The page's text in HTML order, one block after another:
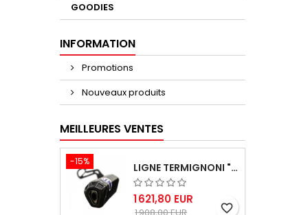
GOODIES
INFORMATION
Promotions
Nouveaux produits
MEILLEURES VENTES
-15% LIGNE TERMIGNONI "BLACK EDITION" CARBONE POUR YAMAHA TMAX 560 2020-2024
1 621,80 EUR
favorite_border